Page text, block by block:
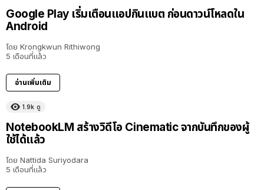
Google Play เริ่มเตือนแอปกินแบต ก่อนดาวน์โหลดใน
Android
โดย Krongkwun Rithiwong
5 เดือนที่แล้ว
อ่านเพิ่มเติม
1.9k ดู
NotebookLM สร้างวิดีโอ Cinematic จากบันทึกของผู้
ใช้ได้แล้ว
โดย Nattida Suriyodara
5 เดือนที่แล้ว